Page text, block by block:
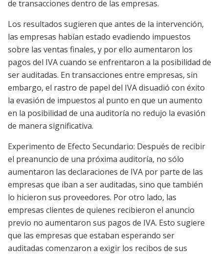
de transacciones dentro de las empresas.
Los resultados sugieren que antes de la intervención,
las empresas habían estado evadiendo impuestos
sobre las ventas finales, y por ello aumentaron los
pagos del IVA cuando se enfrentaron a la posibilidad de
ser auditadas. En transacciones entre empresas, sin
embargo, el rastro de papel del IVA disuadió con éxito
la evasión de impuestos al punto en que un aumento
en la posibilidad de una auditoría no redujo la evasión
de manera significativa.
Experimento de Efecto Secundario: Después de recibir
el preanuncio de una próxima auditoría, no sólo
aumentaron las declaraciones de IVA por parte de las
empresas que iban a ser auditadas, sino que también
lo hicieron sus proveedores. Por otro lado, las
empresas clientes de quienes recibieron el anuncio
previo no aumentaron sus pagos de IVA. Esto sugiere
que las empresas que estaban esperando ser
auditadas comenzaron a exigir los recibos de sus